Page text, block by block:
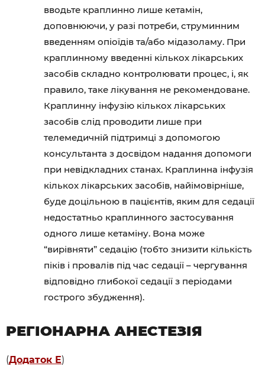
вводьте краплинно лише кетамін,
доповнюючи, у разі потреби, струминним
введенням опіоїдів та/або мідазоламу. При
краплинному введенні кількох лікарських
засобів складно контролювати процес, і, як
правило, таке лікування не рекомендоване.
Краплинну інфузію кількох лікарських
засобів слід проводити лише при
телемедичній підтримці з допомогою
консультанта з досвідом надання допомоги
при невідкладних станах. Краплинна інфузія
кількох лікарських засобів, найімовірніше,
буде доцільною в пацієнтів, яким для седації
недостатньо краплинного застосування
одного лише кетаміну. Вона може
“вирівняти” седацію (тобто знизити кількість
піків і провалів під час седації – чергування
відповідно глибокої седації з періодами
гострого збудження).
РЕГІОНАРНА АНЕСТЕЗІЯ
(Додаток Е)